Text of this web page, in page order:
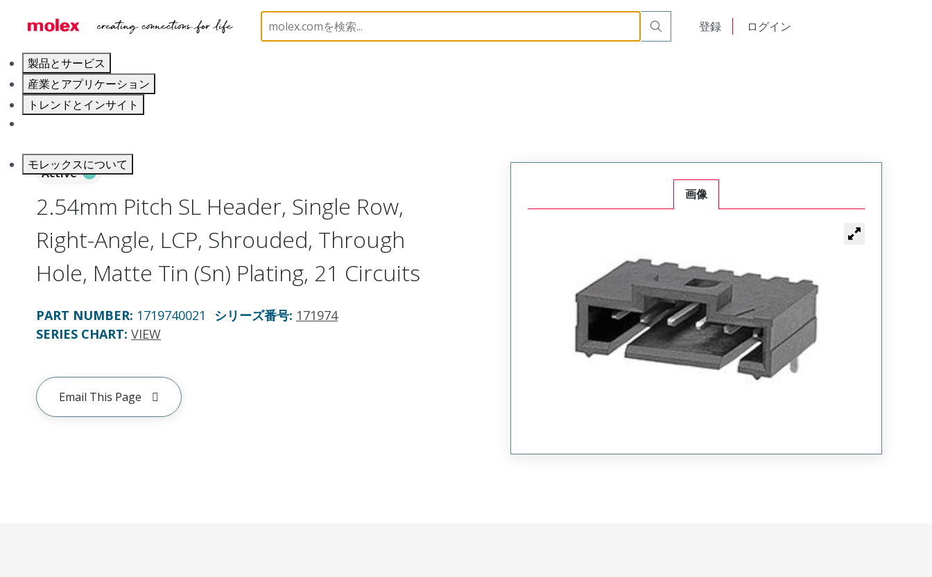
登録 ログイン
製品とサービス
産業とアプリケーション
トレンドとインサイト
モレックスについて
PCB / Wire Connectors PCB Headers and Receptacles 171974 1719740021
Active
2.54mm Pitch SL Header, Single Row,
Right-Angle, LCP, Shrouded, Through
Hole, Matte Tin (Sn) Plating, 21 Circuits
PART NUMBER: 1719740021 シリーズ番号: 171974
SERIES CHART: VIEW
Email This Page
画像